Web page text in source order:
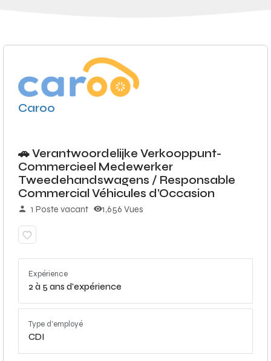
Caroo
🚗 Verantwoordelijke Verkooppunt-
Commercieel Medewerker
Tweedehandswagens / Responsable
Commercial Véhicules d’Occasion
1 Poste vacant 1,656 Vues
Expérience
2 à 5 ans d'expérience
Type d'employé
CDI